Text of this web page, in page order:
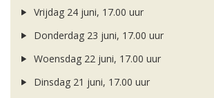
Vrijdag 24 juni, 17.00 uur
Donderdag 23 juni, 17.00 uur
Woensdag 22 juni, 17.00 uur
Dinsdag 21 juni, 17.00 uur